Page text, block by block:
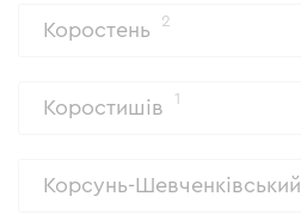
Коростень 2
Коростишів 1
Корсунь-Шевченківський